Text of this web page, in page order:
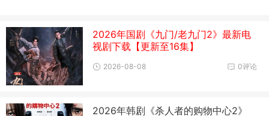
2026年国剧《九门/老九门2》最新电
视剧下载【更新至16集】
0评论
2026-08-08
2026年韩剧《杀人者的购物中心2》